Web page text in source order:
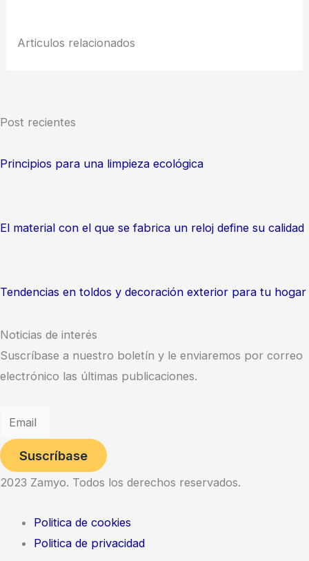
Articulos relacionados
Post recientes
Principios para una limpieza ecológica
El material con el que se fabrica un reloj define su calidad
Tendencias en toldos y decoración exterior para tu hogar
Noticias de interés
Suscríbase a nuestro boletín y le enviaremos por correo
electrónico las últimas publicaciones.
Suscríbase
2023 Zamyo. Todos los derechos reservados.
Politica de cookies
Politica de privacidad